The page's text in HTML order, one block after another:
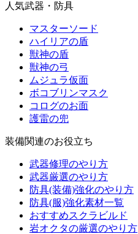
人気武器・防具
マスターソード
ハイリアの盾
獣神の盾
獣神の弓
ムジュラ仮面
ボコブリンマスク
コログのお面
護雷の兜
装備関連のお役立ち
武器修理のやり方
武器厳選のやり方
防具(装備)強化のやり方
防具(服)強化素材一覧
おすすめスクラビルド
岩オクタの厳選のやり方